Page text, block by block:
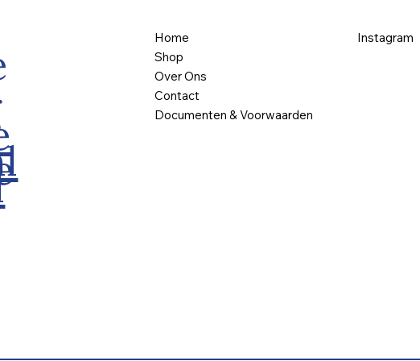
Home
Shop
Over Ons
Contact
Documenten & Voorwaarden
Instagram